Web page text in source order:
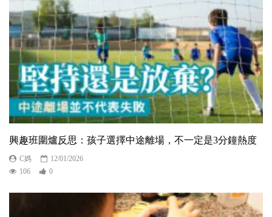
興趣班圍爐反思：孩子選擇中途離場，不一定是3分鐘熱度
C媽
12/01/2026
106
0